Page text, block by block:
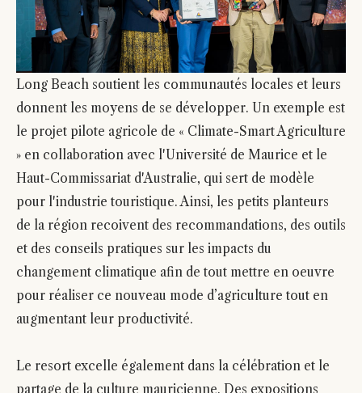
Long Beach soutient les communautés locales et leurs
donnent les moyens de se développer. Un exemple est
le projet pilote agricole de « Climate-Smart Agriculture
» en collaboration avec l'Université de Maurice et le
Haut-Commissariat d'Australie, qui sert de modèle
pour l'industrie touristique. Ainsi, les petits planteurs
de la région recoivent des recommandations, des outils
et des conseils pratiques sur les impacts du
changement climatique afin de tout mettre en oeuvre
pour réaliser ce nouveau mode d’agriculture tout en
augmentant leur productivité.
Le resort excelle également dans la célébration et le
partage de la culture mauricienne. Des expositions